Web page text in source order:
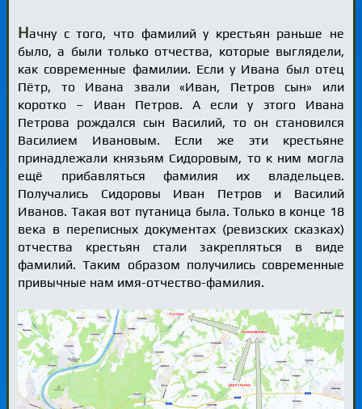
Начну с того, что фамилий у крестьян раньше не
было, а были только отчества, которые выглядели,
как современные фамилии. Если у Ивана был отец
Пётр, то Ивана звали «Иван, Петров сын» или
коротко – Иван Петров. А если у этого Ивана
Петрова рождался сын Василий, то он становился
Василием Ивановым. Если же эти крестьяне
принадлежали князьям Сидоровым, то к ним могла
ещё прибавляться фамилия их владельцев.
Получались Сидоровы Иван Петров и Василий
Иванов. Такая вот путаница была. Только в конце 18
века в переписных документах (ревизских сказках)
отчества крестьян стали закрепляться в виде
фамилий. Таким образом получились современные
привычные нам имя-отчество-фамилия.